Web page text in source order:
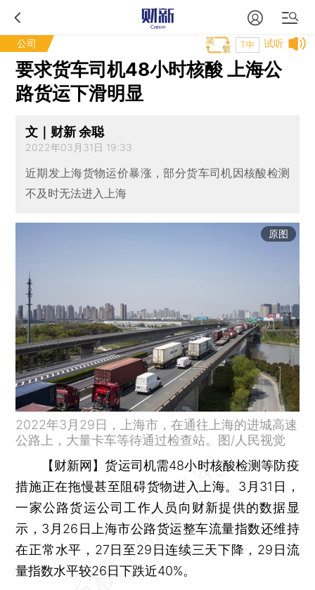
公司 试听
T中
要求货车司机48小时核酸 上海公
路货运下滑明显
文｜财新 余聪
2022年03月31日 19:33
近期发上海货物运价暴涨，部分货车司机因核酸检测
不及时无法进入上海
原图
2022年3月29日，上海市，在通往上海的进城高速
公路上，大量卡车等待通过检查站。图/人民视觉
【财新网】货运司机需48小时核酸检测等防疫
措施正在拖慢甚至阻碍货物进入上海。3月31日，
一家公路货运公司工作人员向财新提供的数据显
示，3月26日上海市公路货运整车流量指数还维持
在正常水平，27日至29日连续三天下降，29日流
量指数水平较26日下跌近40%。